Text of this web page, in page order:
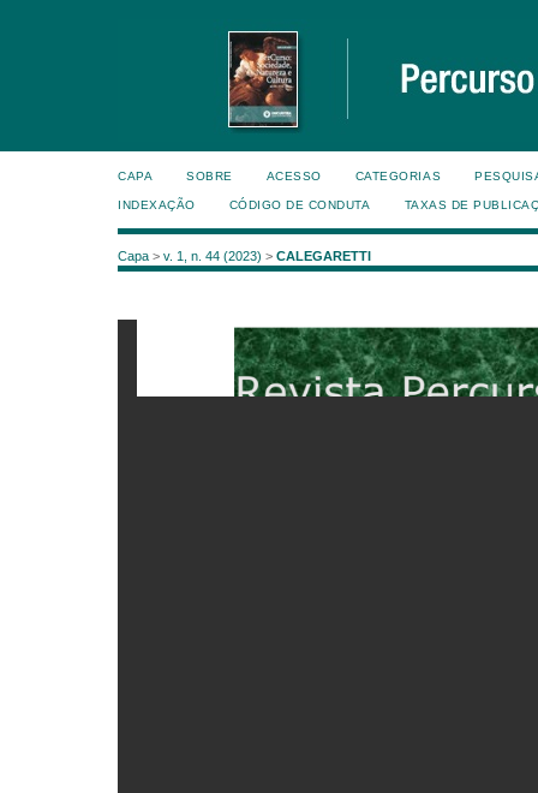
CAPA SOBRE ACESSO CATEGORIAS
INDEXAÇÃO CÓDIGO DE CONDUTA TAXAS DE
Capa > v. 1, n. 44 (2023) > CALEGARETTI